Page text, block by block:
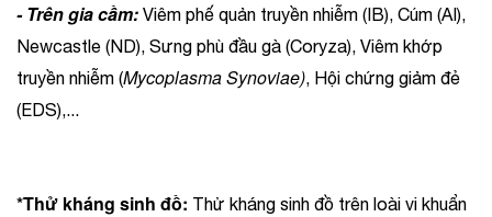
- Trên gia cầm: Viêm phế quản truyền nhiễm (IB), Cúm (AI),
Newcastle (ND), Sưng phù đầu gà (Coryza), Viêm khớp
truyền nhiễm (Mycoplasma Synoviae), Hội chứng giảm đẻ
(EDS),...
*Thử kháng sinh đồ: Thử kháng sinh đồ trên loài vi khuẩn